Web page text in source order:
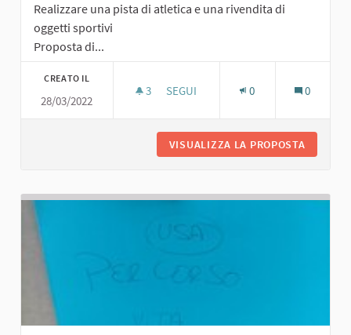
Realizzare una pista di atletica e una rivendita di
oggetti sportivi
Proposta di...
CREATO IL
28/03/2022
3 3 SOSTENITORI
SEGUI 0 0
VISUALIZZA LA PROPOSTA